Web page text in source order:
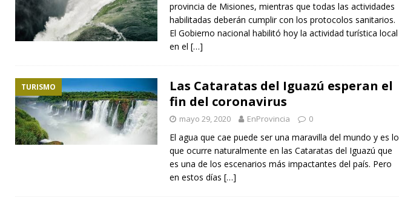
provincia de Misiones, mientras que todas las actividades
habilitadas deberán cumplir con los protocolos sanitarios.
El Gobierno nacional habilitó hoy la actividad turística local
en el […]
TURISMO
Las Cataratas del Iguazú esperan el
fin del coronavirus
mayo 29, 2020 EnProvincia 0
El agua que cae puede ser una maravilla del mundo y es lo
que ocurre naturalmente en las Cataratas del Iguazú que
es una de los escenarios más impactantes del país. Pero
en estos días […]